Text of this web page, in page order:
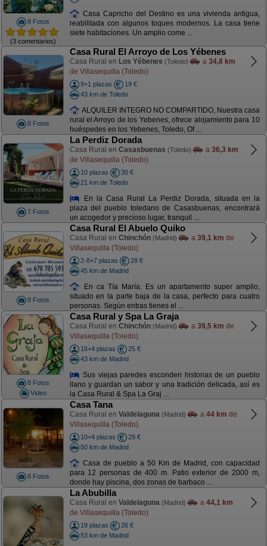
8 Fotos
(3 comentarios)
Casa Capricho del Destino es una vivienda antigua,
reabilitada con algunos toques modernos. La casa tiene
siete habitaciones. Un amplio come ...
8 Fotos
Casa Rural El Arroyo de Los Yébenes
Casa Rural en Los Yébenes (Toledo) a 34,8 km
de Villasequilla (Toledo)
9+1 plazas
19 €
43 km de Toledo
ALQUILER INTEGRO NO COMPARTIDO, Nuestra casa
rural el Arroyo de los Yebenes, ofrece alojamiento para 10
huéspedes en los Yebenes, Toledo, Of ...
7 Fotos
La Perdiz Dorada
Casa Rural en Casasbuenas (Toledo) a 36,3 km
de Villasequilla (Toledo)
10 plazas
30 €
21 km de Toledo
En la Casa Rural La Perdiz Dorada, situada en la
plaza del pueblo toledano de Casasbuenas, encontrará
un acogedor y precioso lugar, tranquil ...
8 Fotos
Casa Rural El Abuelo Quiko
Casa Rural en Chinchón (Madrid) a 39,1 km de
Villasequilla (Toledo)
2-8+7 plazas
28 €
45 km de Madrid
En ca Tía María. Es un apartamento super amplio,
situado en la parte baja de la casa, perfecto para cuatro
personas. Según entras tienes el ...
8 Fotos
Video
Casa Rural y Spa La Graja
Casa Rural en Chinchón (Madrid) a 39,5 km de
Villasequilla (Toledo)
16+4 plazas
25 €
43 km de Madrid
Sus viejas paredes esconden historias de un pueblo
llano y guardan un sabor y una tradición delicada, así es
la Casa Rural & Spa La Graj ...
8 Fotos
Casa Tana
Casa Rural en Valdelaguna (Madrid) a 44 km de
Villasequilla (Toledo)
10+4 plazas
29 €
50 km de Madrid
Casa de pueblo a 50 Km de Madrid, con capacidad
para 12 personas de 400 m. Patio exterior de 2000 m,
donde hay piscina, dos zonas de barbaco ...
La Abubilla
Casa Rural en Valdelaguna (Madrid) a 44,1 km
de Villasequilla (Toledo)
19 plazas
26 €
53 km de Madrid